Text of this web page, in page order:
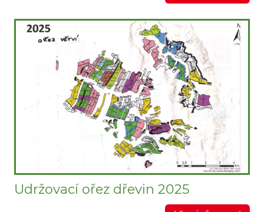
Udržovací ořez dřevin 2025